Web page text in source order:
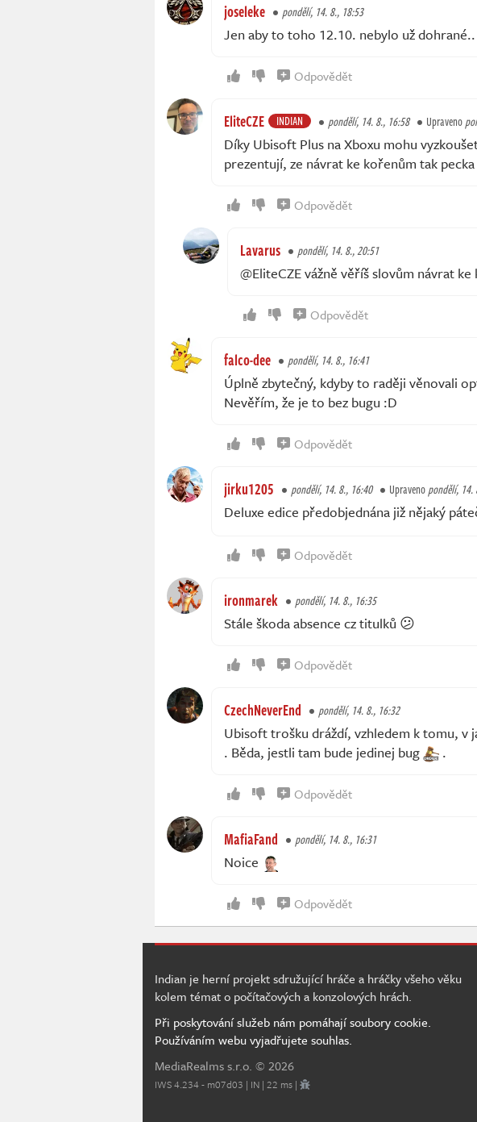
joseleke pondělí, 14. 8., 18:53
Jen aby to toho 12.10. nebylo už dohrané..
Odpovědět
EliteCZE INDIAN pondělí, 14. 8., 16:58 Upraveno
Díky Ubisoft Plus na Xboxu mohu
prezentují, ze návrat ke kořenům tak pecka
Odpovědět
Lavarus pondělí, 14. 8., 20:51
@EliteCZE vážně věříš slovům návrat ke
Odpovědět
falco-dee pondělí, 14. 8., 16:41
Úplně zbytečný, kdyby to raději věnovali
Nevěřím, že je to bez bugu :D
Odpovědět
jirku1205 pondělí, 14. 8., 16:40 Upravenopondělí, 14.
Deluxe edice předobjednána již nějaký
Odpovědět
ironmarek pondělí, 14. 8., 16:35
Stále škoda absence cz titulků 😕
Odpovědět
CzechNeverEnd pondělí, 14. 8., 16:32
Ubisoft trošku dráždí, vzhledem k tomu, v
. Běda, jestli tam bude jedinej bug
.
Odpovědět
MafiaFand pondělí, 14. 8., 16:31
Noice
Odpovědět
Indian je herní projekt sdružující hráče a hráčky všeho věku
kolem témat o počítačových a konzolových hrách.
Při poskytování služeb nám pomáhají soubory cookie.
Používáním webu vyjadřujete souhlas.
MediaRealms s.r.o. © 2026
IWS 4.234 - m07d03 | IN | 22 ms |